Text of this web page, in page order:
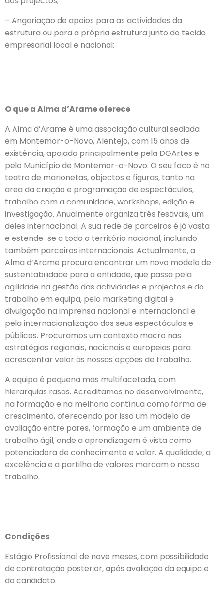
– Angariação de apoios para as actividades da
estrutura ou para a própria estrutura junto do tecido
empresarial local e nacional;
O que a Alma d’Arame oferece
A Alma d’Arame é uma associação cultural sediada
em Montemor-o-Novo, Alentejo, com 15 anos de
existência, apoiada principalmente pela DGArtes e
pelo Município de Montemor-o-Novo. O seu foco é no
teatro de marionetas, objectos e figuras, tanto na
área da criação e programação de espectáculos,
trabalho com a comunidade, workshops, edição e
investigação. Anualmente organiza três festivais, um
deles internacional. A sua rede de parceiros é já vasta
e estende-se a todo o território nacional, incluindo
também parceiros internacionais. Actualmente, a
Alma d’Arame procura encontrar um novo modelo de
sustentabilidade para a entidade, que passa pela
agilidade na gestão das actividades e projectos e do
trabalho em equipa, pelo marketing digital e
divulgação na imprensa nacional e internacional e
pela internacionalização dos seus espectáculos e
públicos. Procuramos um contexto macro nas
estratégias regionais, nacionais e europeias para
acrescentar valor às nossas opções de trabalho.
A equipa é pequena mas multifacetada, com
hierarquias rasas. Acreditamos no desenvolvimento,
na formação e na melhoria contínua como forma de
crescimento, oferecendo por isso um modelo de
avaliação entre pares, formação e um ambiente de
trabalho ágil, onde a aprendizagem é vista como
potenciadora de conhecimento e valor. A qualidade, a
excelência e a partilha de valores marcam o nosso
trabalho.
Condições
Estágio Profissional de nove meses, com possibilidade
de contratação posterior, após avaliação da equipa e
do candidato.